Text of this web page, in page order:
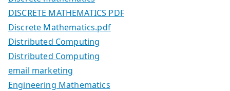
DISCRETE MATHEMATICS PDF
Discrete Mathematics.pdf
Distributed Computing
Distributed Computing
email marketing
Engineering Mathematics